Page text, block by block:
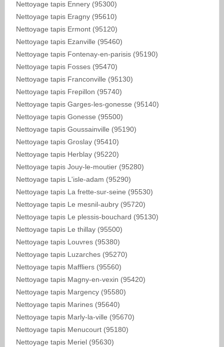
Nettoyage tapis Ennery (95300)
Nettoyage tapis Eragny (95610)
Nettoyage tapis Ermont (95120)
Nettoyage tapis Ezanville (95460)
Nettoyage tapis Fontenay-en-parisis (95190)
Nettoyage tapis Fosses (95470)
Nettoyage tapis Franconville (95130)
Nettoyage tapis Frepillon (95740)
Nettoyage tapis Garges-les-gonesse (95140)
Nettoyage tapis Gonesse (95500)
Nettoyage tapis Goussainville (95190)
Nettoyage tapis Groslay (95410)
Nettoyage tapis Herblay (95220)
Nettoyage tapis Jouy-le-moutier (95280)
Nettoyage tapis L'isle-adam (95290)
Nettoyage tapis La frette-sur-seine (95530)
Nettoyage tapis Le mesnil-aubry (95720)
Nettoyage tapis Le plessis-bouchard (95130)
Nettoyage tapis Le thillay (95500)
Nettoyage tapis Louvres (95380)
Nettoyage tapis Luzarches (95270)
Nettoyage tapis Maffliers (95560)
Nettoyage tapis Magny-en-vexin (95420)
Nettoyage tapis Margency (95580)
Nettoyage tapis Marines (95640)
Nettoyage tapis Marly-la-ville (95670)
Nettoyage tapis Menucourt (95180)
Nettoyage tapis Meriel (95630)